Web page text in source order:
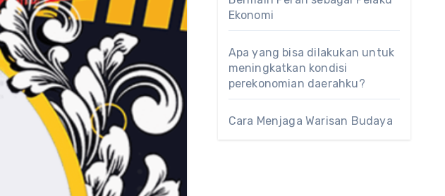
Ekonomi
Apa yang bisa dilakukan untuk
meningkatkan kondisi
perekonomian daerahku?
Cara Menjaga Warisan Budaya